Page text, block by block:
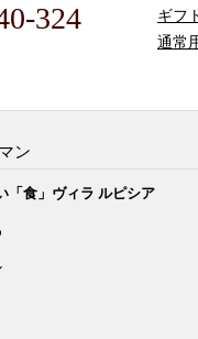
324 ギフ
通常
ン
「食」ヴィラ ルピシア